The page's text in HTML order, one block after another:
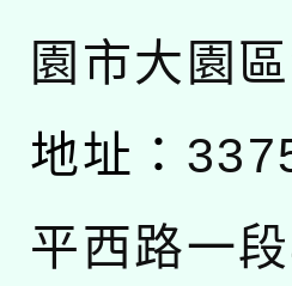
園市大園
地址：
平西路一